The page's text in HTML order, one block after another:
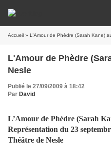
Accueil » L'Amour de Phèdre (Sarah Kane)
L'Amour de Phèdre
Nesle
Publié le 27/09/2009 à 18:42
Par David
L’Amour de Phèdre (Sarah
Représentation du 23
Théâtre de Nesle